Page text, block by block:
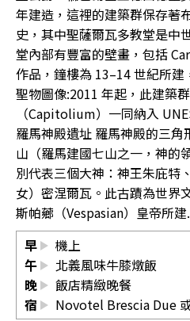
年建造，這裡的建築群保存著
史，其中聖薩爾瓦多教堂是中
堂內部有豐富的壁畫，包括
作品，鐘樓為 13–14 世紀所
聖物圖像:2011 年起，此建築
（Capitolium）一同納入
羅馬神殿遺址 羅馬神殿的三
山（羅馬建國七山之一，神的
別代表三個大神：神王朱庇特
女）密涅爾瓦。此古蹟為世界
斯帕薌（Vespasian）皇帝所建.
早
機上
午
北義風味牛膝燉飯
晚
飯店精緻晚餐
宿
Novotel Brescia Due